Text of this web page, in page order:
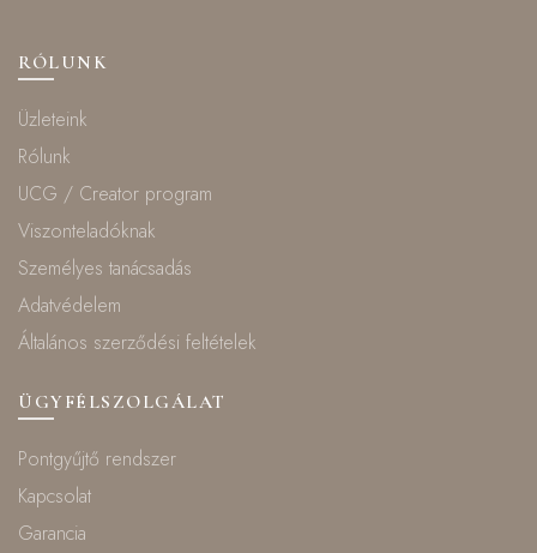
RÓLUNK
Üzleteink
Rólunk
UCG / Creator program
Viszonteladóknak
Személyes tanácsadás
Adatvédelem
Általános szerződési feltételek
ÜGYFÉLSZOLGÁLAT
Pontgyűjtő rendszer
Kapcsolat
Garancia